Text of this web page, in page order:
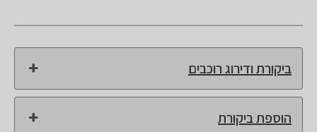
ביקורת ודירוג רוכבים
הוספת ביקורת